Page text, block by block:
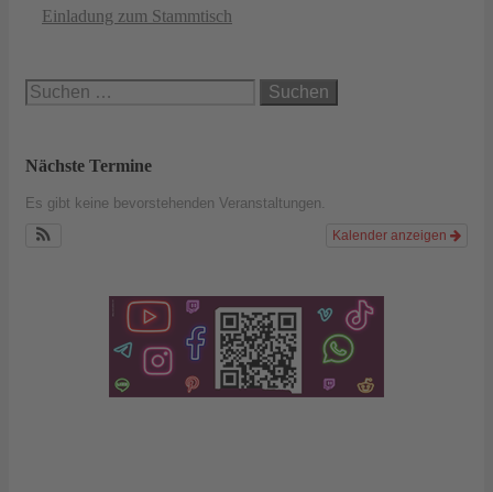
Einladung zum Stammtisch
Suchen
Nächste Termine
Es gibt keine bevorstehenden Veranstaltungen.
Kalender anzeigen